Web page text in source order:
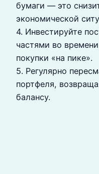
бумаги — это
экономической
4. Инвестируйте
частями во
покупки «на пике».
5. Регулярно
портфеля,
балансу.